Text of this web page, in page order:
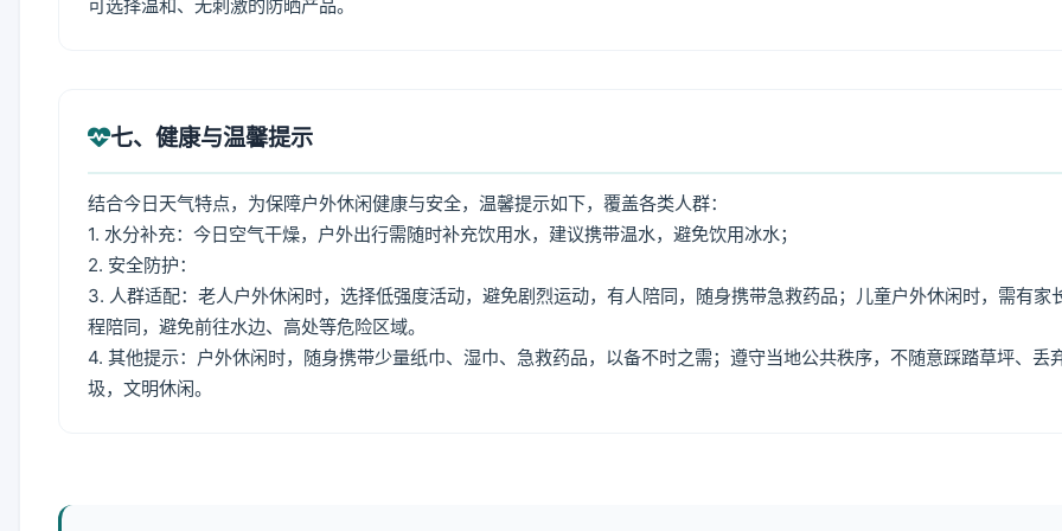
可选择温和、无刺激的防晒产品。
七、健康与温馨提示
结合今日天气特点，为保障户外休闲健康与安全，温馨提示如下，覆盖各类人群：
1. 水分补充：今日空气干燥，户外出行需随时补充饮用水，建议携带温水，避免饮用冰水；
2. 安全防护：
3. 人群适配：老人户外休闲时，选择低强度活动，避免剧烈运动，有人陪同，随身携带急救药品；儿童户外休闲时，需有家
程陪同，避免前往水边、高处等危险区域。
4. 其他提示：户外休闲时，随身携带少量纸巾、湿巾、急救药品，以备不时之需；遵守当地公共秩序，不随意踩踏草坪、丢
圾，文明休闲。